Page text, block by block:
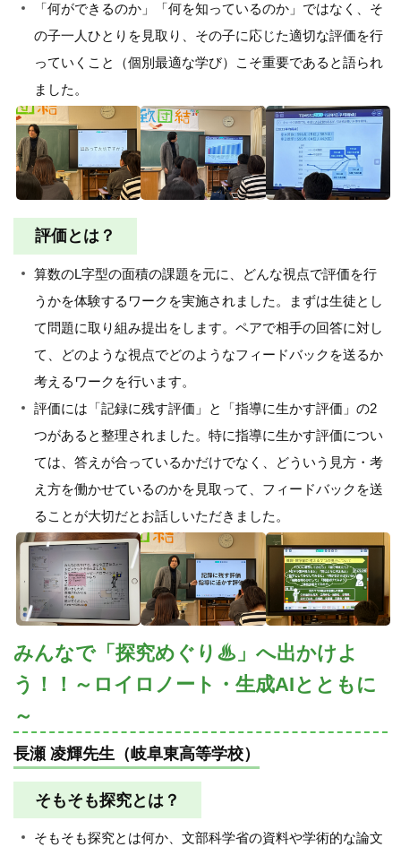
「何ができるのか」「何を知っているのか」ではなく、そ
の子一人ひとりを見取り、その子に応じた適切な評価を行
っていくこと（個別最適な学び）こそ重要であると語られ
ました。
評価とは？
算数のL字型の面積の課題を元に、どんな視点で評価を行
うかを体験するワークを実施されました。まずは生徒とし
て問題に取り組み提出をします。ペアで相手の回答に対し
て、どのような視点でどのようなフィードバックを送るか
考えるワークを行います。
評価には「記録に残す評価」と「指導に生かす評価」の2
つがあると整理されました。特に指導に生かす評価につい
ては、答えが合っているかだけでなく、どういう見方・考
え方を働かせているのかを見取って、フィードバックを送
ることが大切だとお話しいただきました。
みんなで「探究めぐり♨」へ出かけよ
う！！～ロイロノート・生成AIとともに
～
長瀬 凌輝先生（岐阜東高等学校）
そもそも探究とは？
そもそも探究とは何か、文部科学省の資料や学術的な論文